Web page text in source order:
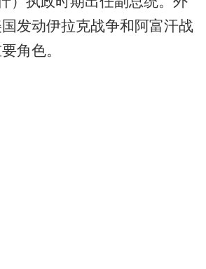
发动伊拉克战争和阿富汗战
角色。